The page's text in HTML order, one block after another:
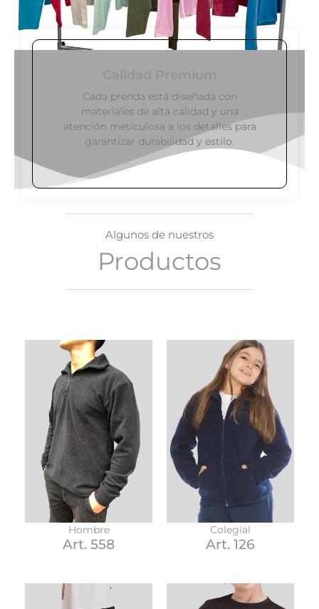
Cada prenda está diseñada con
materiales de alta calidad y una
atención meticulosa a los detalles para
garantizar durabilidad y estilo.
Algunos de nuestros
Productos
Hombre
Art. 558
Colegial
Art. 126